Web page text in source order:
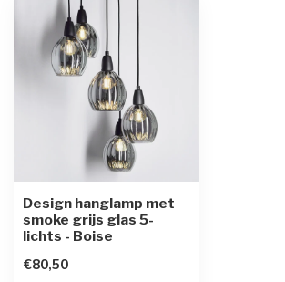
Design hanglamp met
smoke grijs glas 5-
lichts - Boise
€80,50